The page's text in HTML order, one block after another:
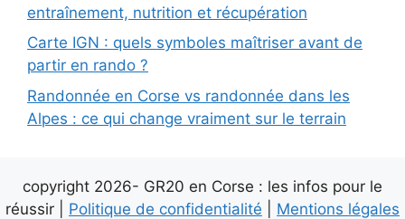
entraînement, nutrition et récupération
Carte IGN : quels symboles maîtriser avant de
partir en rando ?
Randonnée en Corse vs randonnée dans les
Alpes : ce qui change vraiment sur le terrain
copyright 2026- GR20 en Corse : les infos pour le
réussir | Politique de confidentialité Mentions légales